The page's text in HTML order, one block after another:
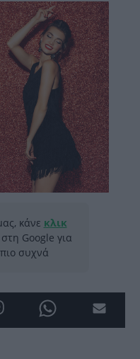
κάνε κλικ
Google για
συχνά